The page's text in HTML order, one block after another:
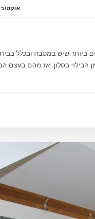
אוקטובר 12,
ביותר שיש במטבח ובכלל
בסלון. אז מהם בעצם